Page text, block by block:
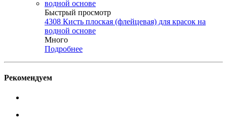
Быстрый просмотр
4308 Кисть плоская (флейцевая) для красок на
водной основе
Много
Подробнее
Рекомендуем